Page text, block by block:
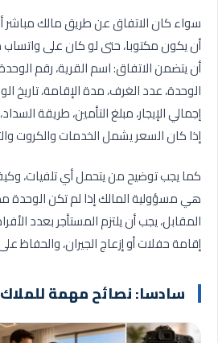
سواء كان الاتفاق عن طريق مالك مباشر
أن يكون مكتوبا، حتى لو كان على
أن يتضمن الاتفاق: اسم القرية، رقم الوحدة
الوحدة، عدد الغرف، مدة الإقامة، تاريخ
إجمالي الإيجار، مبلغ التأمين، طريقة
إذا كان السعر يشمل الخدمات والكروت
كما يجب توضيح من يتحمل أي تلفيات،
هي مسؤولية المالك إذا لم تكن
المقابل، يجب أن يلتزم المستأجر بعدد
إقامة حفلات أو إزعاج الجيران، والحفاظ
سادسا: نصائح مهمة